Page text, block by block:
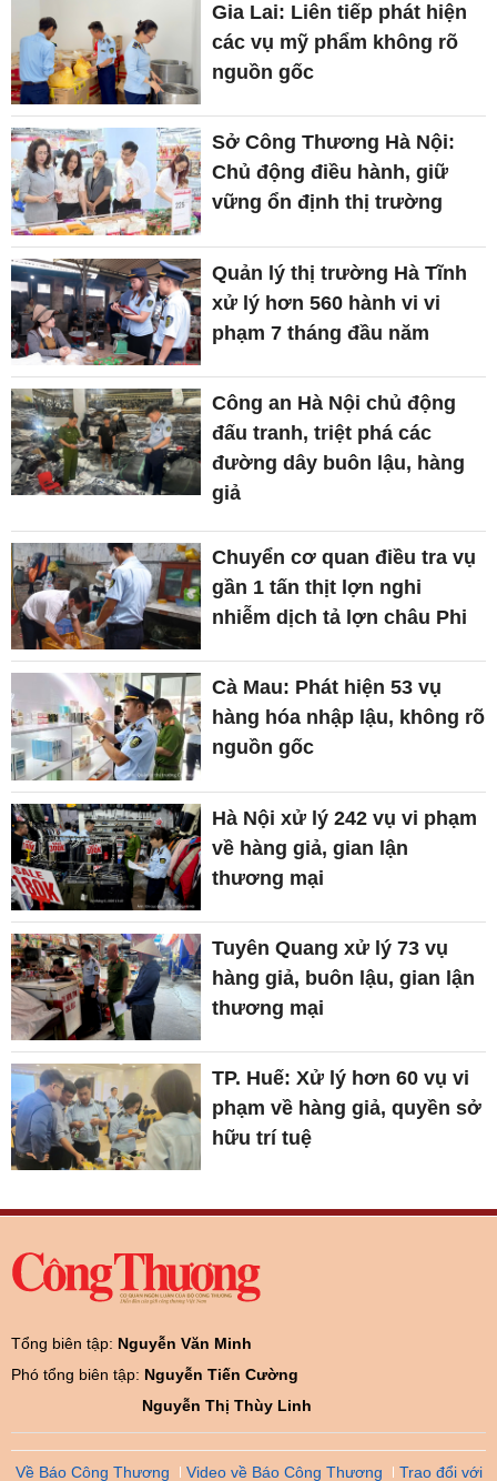
Gia Lai: Liên tiếp phát hiện
các vụ mỹ phẩm không rõ
nguồn gốc
Sở Công Thương Hà Nội:
Chủ động điều hành, giữ
vững ổn định thị trường
Quản lý thị trường Hà Tĩnh
xử lý hơn 560 hành vi vi
phạm 7 tháng đầu năm
Công an Hà Nội chủ động
đấu tranh, triệt phá các
đường dây buôn lậu, hàng
giả
Chuyển cơ quan điều tra vụ
gần 1 tấn thịt lợn nghi
nhiễm dịch tả lợn châu Phi
Cà Mau: Phát hiện 53 vụ
hàng hóa nhập lậu, không rõ
nguồn gốc
Hà Nội xử lý 242 vụ vi phạm
về hàng giả, gian lận
thương mại
Tuyên Quang xử lý 73 vụ
hàng giả, buôn lậu, gian lận
thương mại
TP. Huế: Xử lý hơn 60 vụ vi
phạm về hàng giả, quyền sở
hữu trí tuệ
Tổng biên tập: Nguyễn Văn Minh
Phó tổng biên tập: Nguyễn Tiến Cường
Nguyễn Thị Thùy Linh
Về Báo Công Thương Video về Báo Công Thương Trao đổi với